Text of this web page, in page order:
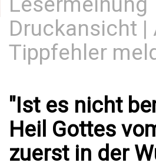
Druckansicht |
Tippfehler
"Ist es nicht
Heil Gottes
zuerst in der